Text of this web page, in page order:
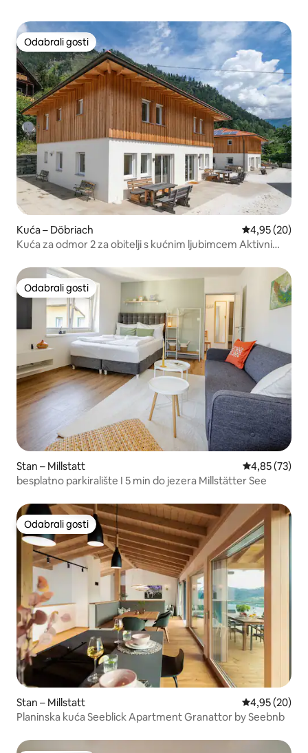
Odabrali gosti
Odabrali gosti
Kuća – Döbriach Prosječna
4,95 (20)
Kuća za odmor 2 za obitelji s kućnim ljubimcem Aktivni
Odabrali gosti
Odabrali gosti
Stan – Millstatt Prosječna
4,85 (73)
besplatno parkiralište I 5 min do jezera Millstätter See
Odabrali gosti
Odabrali gosti
Stan – Millstatt Prosječna
4,95 (20)
Planinska kuća Seeblick Apartment Granattor by Seebnb